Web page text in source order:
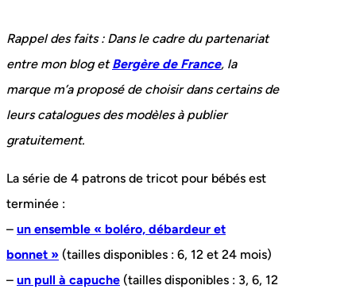
Rappel des faits : Dans le cadre du partenariat
entre mon blog etBergère de France, la
marque m’a proposé de choisir dans certains de
leurs catalogues des modèles à publier
gratuitement.
La série de 4 patrons de tricot pour bébés est
terminée :
– un ensemble « boléro, débardeur et
bonnet » (tailles disponibles : 6, 12 et 24 mois)
– un pull à capuche (tailles disponibles : 3, 6, 12